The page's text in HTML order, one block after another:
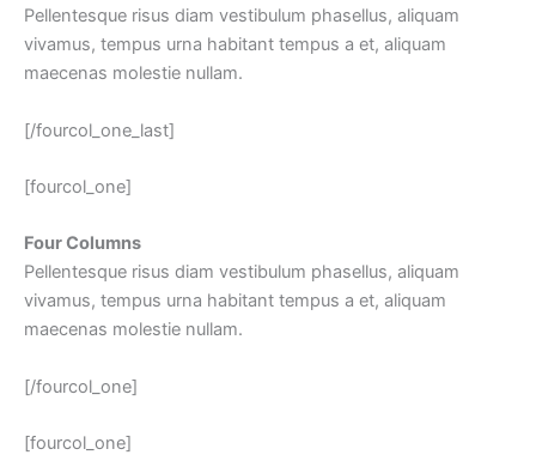
Pellentesque risus diam vestibulum phasellus, aliquam
vivamus, tempus urna habitant tempus a et, aliquam
maecenas molestie nullam.
[/fourcol_one_last]
[fourcol_one]
Four Columns
Pellentesque risus diam vestibulum phasellus, aliquam
vivamus, tempus urna habitant tempus a et, aliquam
maecenas molestie nullam.
[/fourcol_one]
[fourcol_one]